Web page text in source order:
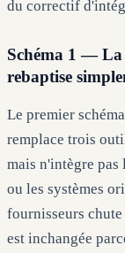
du correctif
Schéma 1 — La
rebaptise
Le premier
remplace trois
mais n'intègre pas
ou les systèmes
fournisseurs
est inchangée